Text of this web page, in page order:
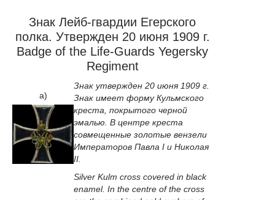
Знак Лейб-гвардии Егерского
полка. Утвержден 20 июня 1909 г.
Badge of the Life-Guards Yegersky
Regiment
a)
Знак утвержден 20 июня 1909 г.
Знак имеет форму Кульмского
креста, покрытого черной
эмалью. В центре креста
совмещенные золотые вензели
Императоров Павла I и Николая
II.
Silver Kulm cross covered in black
enamel. In the centre of the cross